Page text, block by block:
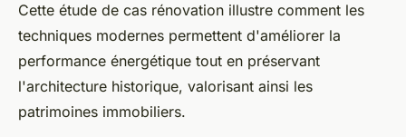
Cette étude de cas rénovation illustre comment les
techniques modernes permettent d'améliorer la
performance énergétique tout en préservant
l'architecture historique, valorisant ainsi les
patrimoines immobiliers.